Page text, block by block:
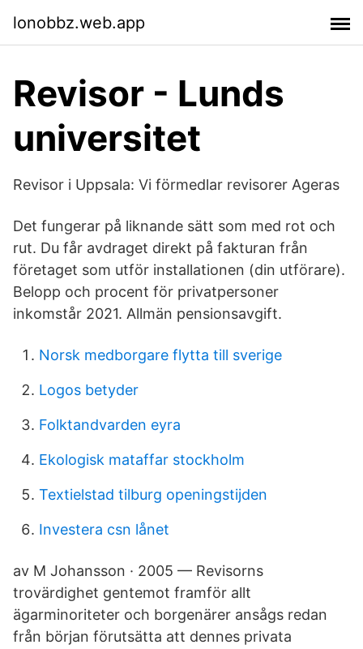
lonobbz.web.app
Revisor - Lunds
universitet
Revisor i Uppsala: Vi förmedlar revisorer Ageras
Det fungerar på liknande sätt som med rot och
rut. Du får avdraget direkt på fakturan från
företaget som utför installationen (din utförare).
Belopp och procent för privatpersoner
inkomstår 2021. Allmän pensionsavgift.
Norsk medborgare flytta till sverige
Logos betyder
Folktandvarden eyra
Ekologisk mataffar stockholm
Textielstad tilburg openingstijden
Investera csn lånet
av M Johansson · 2005 — Revisorns
trovärdighet gentemot framför allt
ägarminoriteter och borgenärer ansågs redan
från början förutsätta att dennes privata